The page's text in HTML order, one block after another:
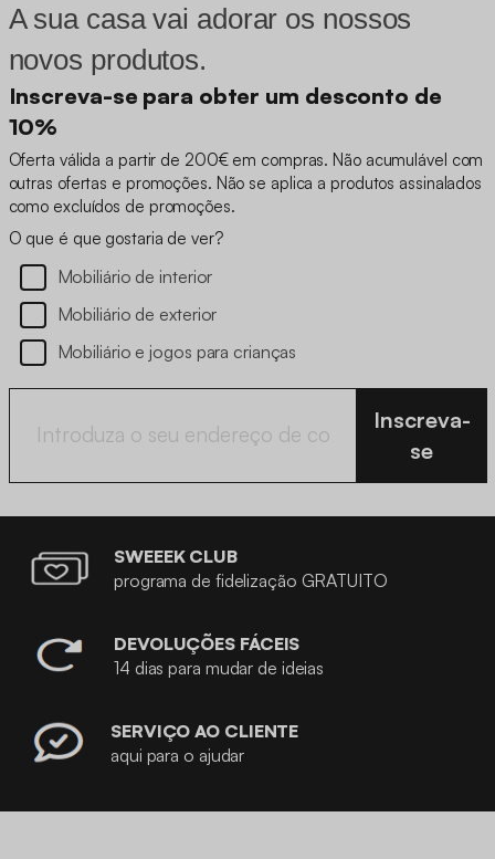
A sua casa vai adorar os nossos
novos produtos.
Inscreva-se para obter um desconto de
10%
Oferta válida a partir de 200€ em compras. Não acumulável com
outras ofertas e promoções. Não se aplica a produtos assinalados
como excluídos de promoções.
O que é que gostaria de ver?
Mobiliário de interior
Mobiliário de exterior
Mobiliário e jogos para crianças
Inscreva-
se
SWEEEK CLUB
programa de fidelização GRATUITO
DEVOLUÇÕES FÁCEIS
14 dias para mudar de ideias
SERVIÇO AO CLIENTE
aqui para o ajudar